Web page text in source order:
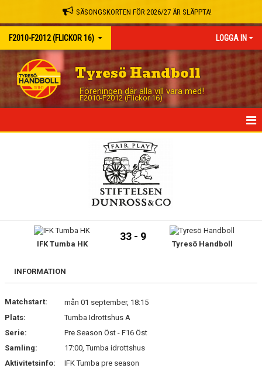
SÄSONGSKORTEN FÖR 2026/27 ÄR SLÄPPTA!
F2010-F2012 (FLICKOR 16) LOGGA IN
Tyresö Handboll
Föreningen där alla vill vara med!
F2010-F2012 (Flickor 16)
TRUPPEN
KONTAKT
IFK Tumba HK
33 - 9
Tyresö Handboll
INFORMATION
Matchstart:
mån 01 september, 18:15
Plats:
Tumba Idrottshus A
Serie:
Pre Season Öst - F16 Öst
Samling:
17:00, Tumba idrottshus
Aktivitetsinfo:
IFK Tumba pre season